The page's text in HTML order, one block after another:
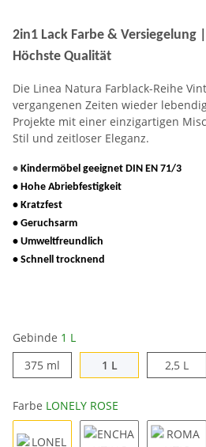
2in1 Lack Farbe & Versiegelung
Höchste Qualität
Die Linea Natura Farblack-Reihe
vergangenen Zeiten wieder
Projekte mit einer einzigartigen
Stil und zeitloser Eleganz.
• Kindermöbel geeignet DIN EN 71/3
• Hohe Abriebfestigkeit
• Kratzfest
• Geruchsarm
• Umweltfreundlich
• Schnell trocknend
Gebinde 1 L
375 ml
1 L1 L 2,5 L
Farbe LONELY ROSE